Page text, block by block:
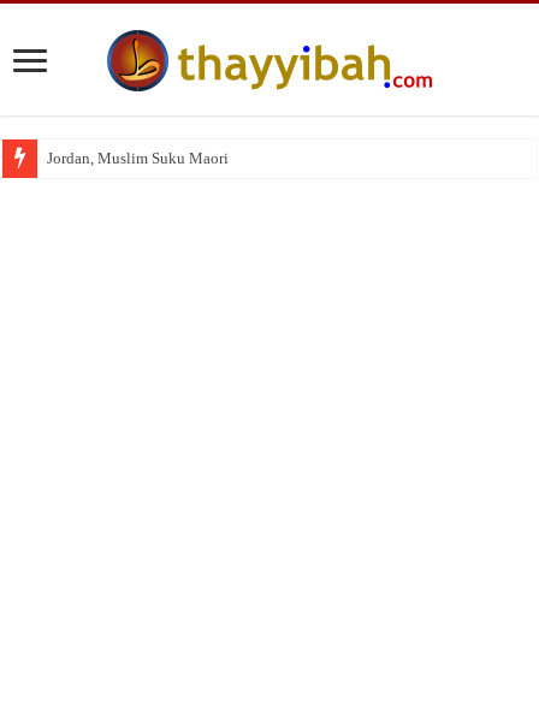
Jordan, Muslim Suku Maori